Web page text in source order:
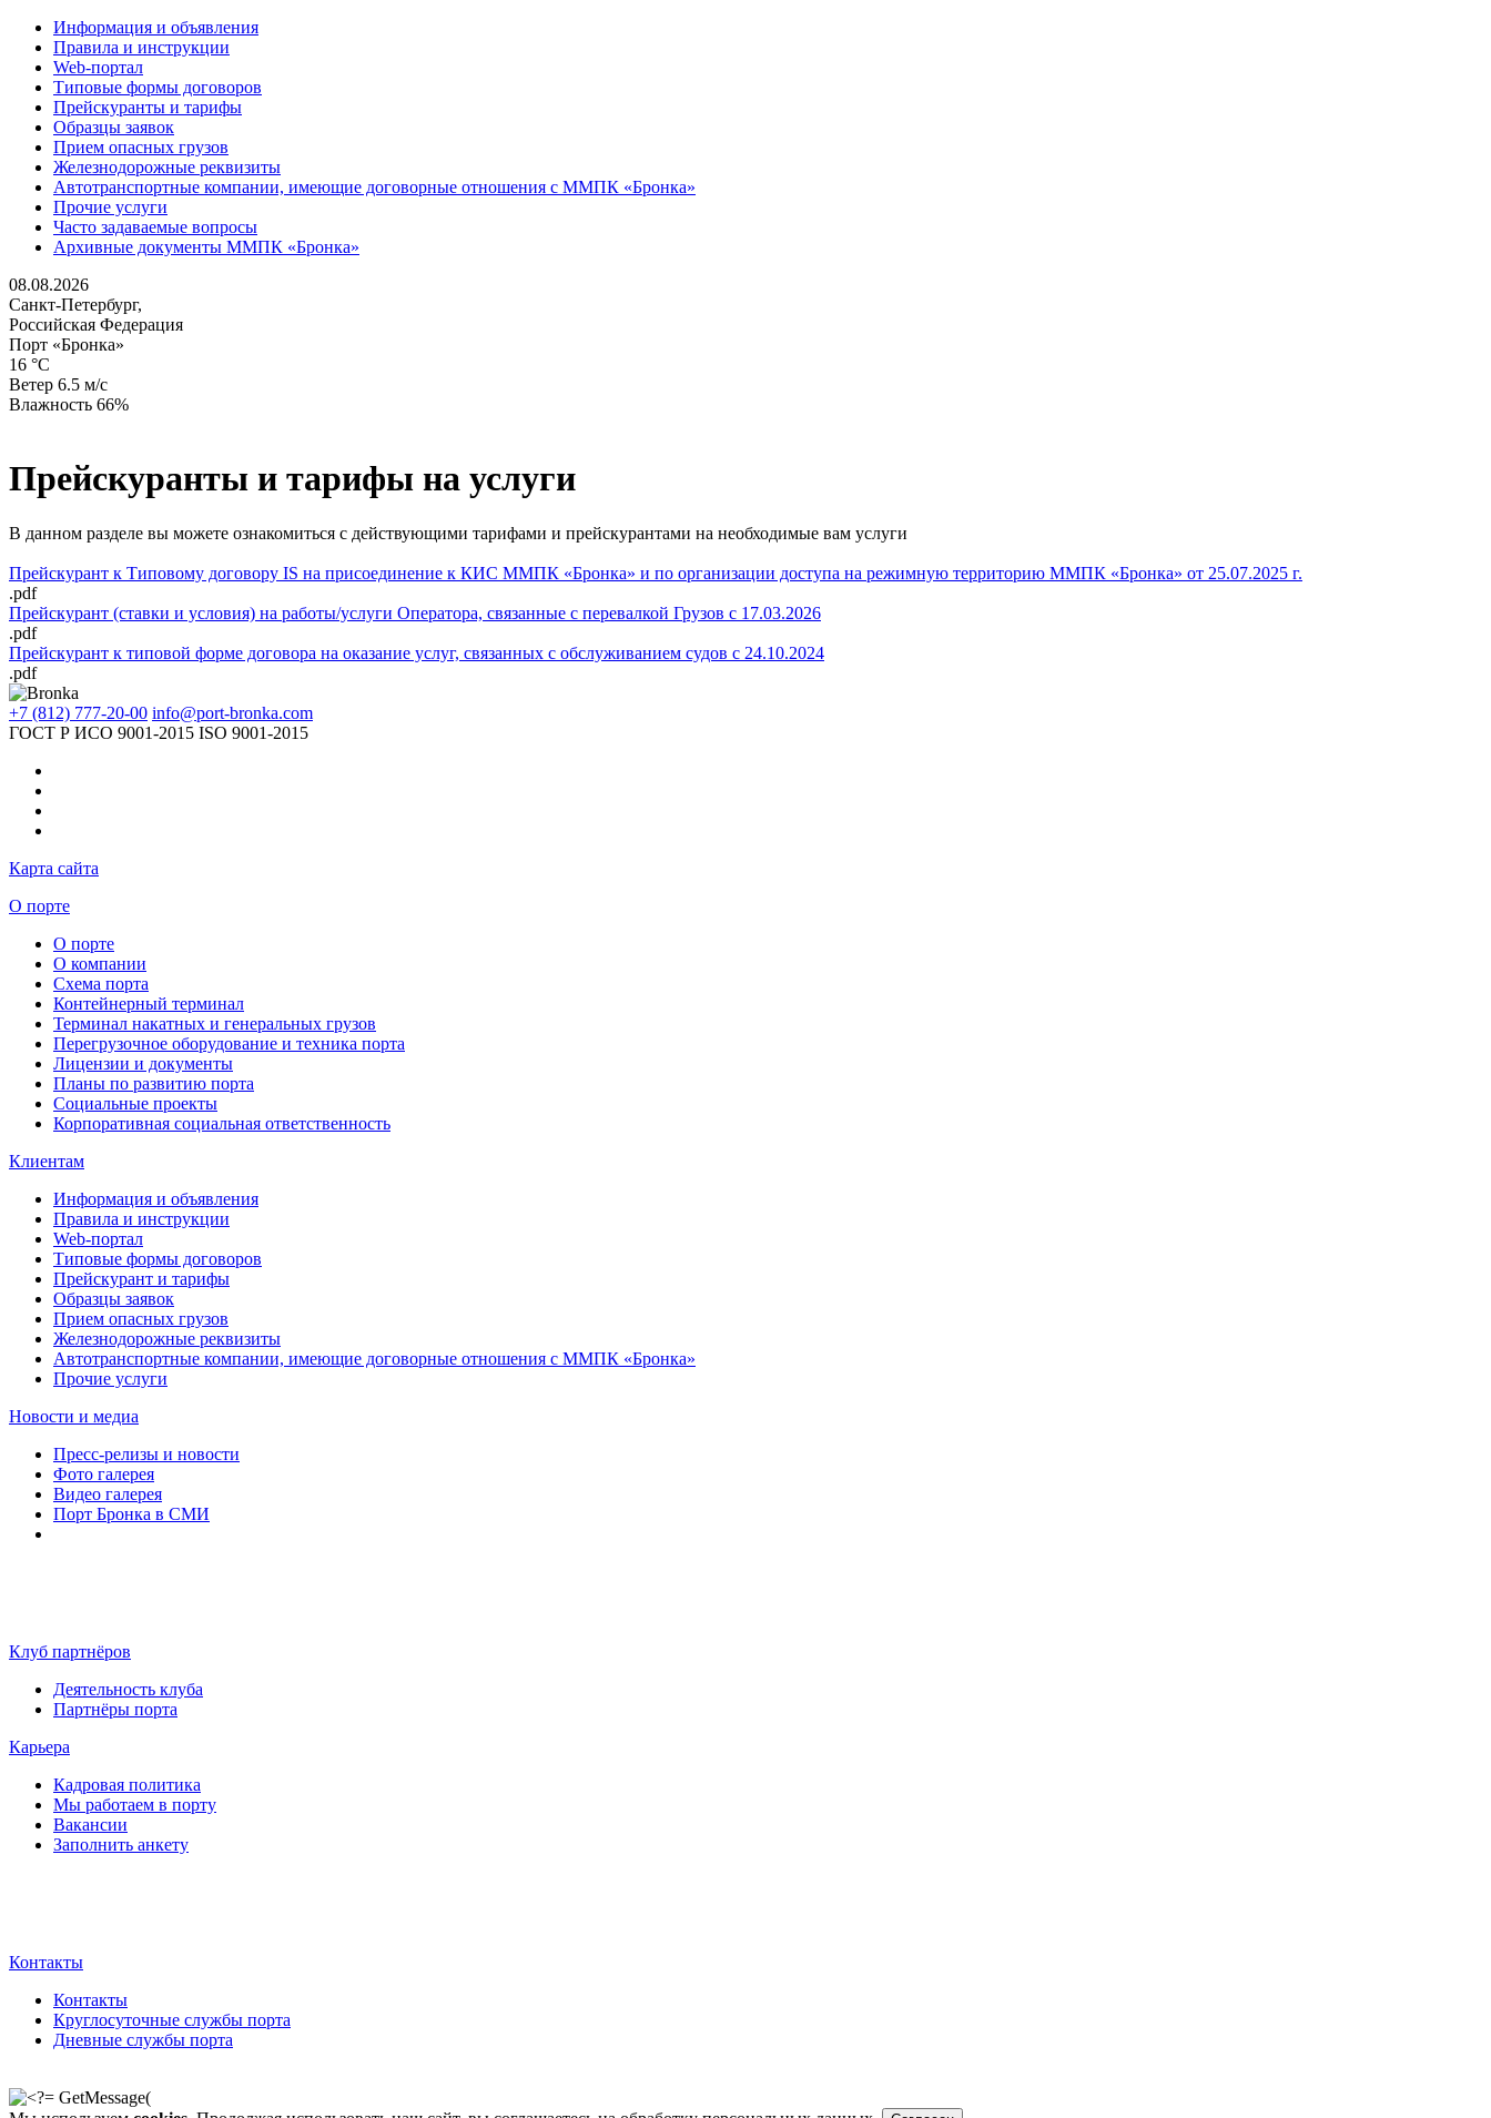
Информация и объявления
Правила и инструкции
Web-портал
Типовые формы договоров
Прейскуранты и тарифы
Образцы заявок
Прием опасных грузов
Железнодорожные реквизиты
Автотранспортные компании, имеющие договорные отношения с ММПК «Бронка»
Прочие услуги
Часто задаваемые вопросы
Архивные документы ММПК «Бронка»
08.08.2026
Санкт-Петербург,
Российская Федерация
Порт «Бронка»
16 °C
Ветер 6.5 м/с
Влажность 66%
Прейскуранты и тарифы на услуги
В данном разделе вы можете ознакомиться с действующими тарифами и прейскурантами на необходимые вам услуги
Прейскурант к Типовому договору IS на присоединение к КИС ММПК «Бронка» и по организации доступа на режимную территорию ММПК «Бронка» от 25.07.2025 г.
.pdf
Прейскурант (ставки и условия) на работы/услуги Оператора, связанные с перевалкой Грузов с 17.03.2026
.pdf
Прейскурант к типовой форме договора на оказание услуг, связанных с обслуживанием судов с 24.10.2024
.pdf
+7 (812) 777-20-00 info@port-bronka.com
ГОСТ Р ИСО 9001-2015 ISO 9001-2015
Карта сайта
О порте
О порте
О компании
Схема порта
Контейнерный терминал
Терминал накатных и генеральных грузов
Перегрузочное оборудование и техника порта
Лицензии и документы
Планы по развитию порта
Социальные проекты
Корпоративная социальная ответственность
Клиентам
Информация и объявления
Правила и инструкции
Web-портал
Типовые формы договоров
Прейскурант и тарифы
Образцы заявок
Прием опасных грузов
Железнодорожные реквизиты
Автотранспортные компании, имеющие договорные отношения с ММПК «Бронка»
Прочие услуги
Новости и медиа
Пресс-релизы и новости
Фото галерея
Видео галерея
Порт Бронка в СМИ
Клуб партнёров
Деятельность клуба
Партнёры порта
Карьера
Кадровая политика
Мы работаем в порту
Вакансии
Заполнить анкету
Контакты
Контакты
Круглосуточные службы порта
Дневные службы порта